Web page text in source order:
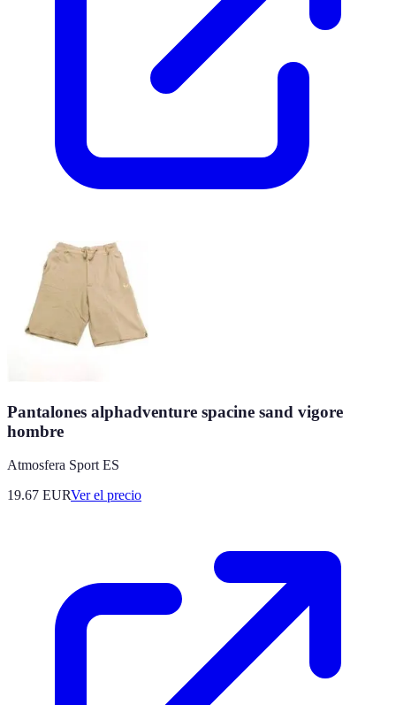
Pantalones alphadventure spacine sand vigore
hombre
Atmosfera Sport ES
19.67 EURVer el precio